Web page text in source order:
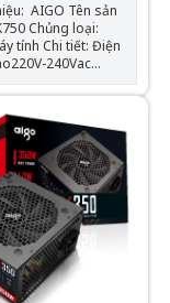
Tên sản
loại:
tiết: Điện
240Vac
đa: 750W Quạt:
x
Chiều dài
150mm Khối
lượng cable kết nối1
(20+4) dài
Pins
4 x
dài
2 x
(4-PIN)